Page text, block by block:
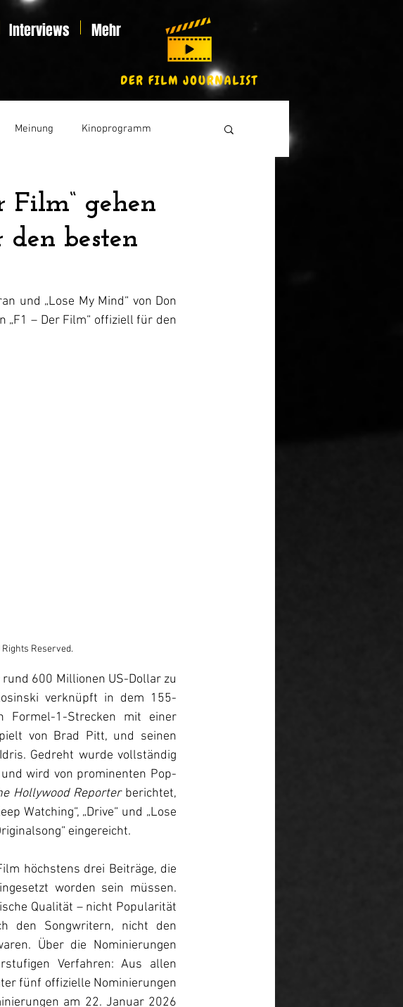
Interviews Mehr
Meinung Kinoprogramm
Film“ gehen
besten
und „Lose My Mind“ von Don
„F1 – Der Film“ offiziell für den
Reserved.
600 Millionen US-Dollar zu
verknüpft in dem 155-
Formel-1-Strecken mit einer
von Brad Pitt, und seinen
Gedreht wurde vollständig
wird von prominenten Pop-
Hollywood Reporter berichtet,
Watching“, „Drive“ und „Lose
eingereicht.
höchstens drei Beiträge, die
worden sein müssen.
Qualität – nicht Popularität
den Songwritern, nicht den
Über die Nominierungen
Verfahren: Aus allen
fünf offizielle Nominierungen
am 22. Januar 2026